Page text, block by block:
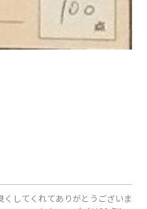
してくれてありがとうございま